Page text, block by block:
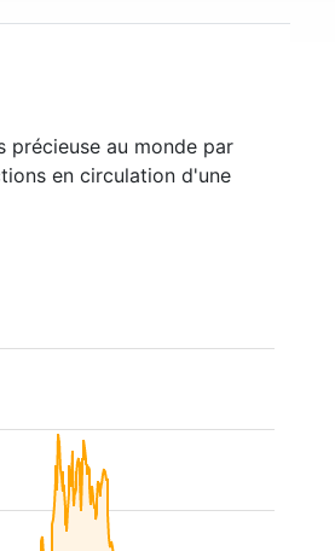
précieuse au monde par
en circulation d'une